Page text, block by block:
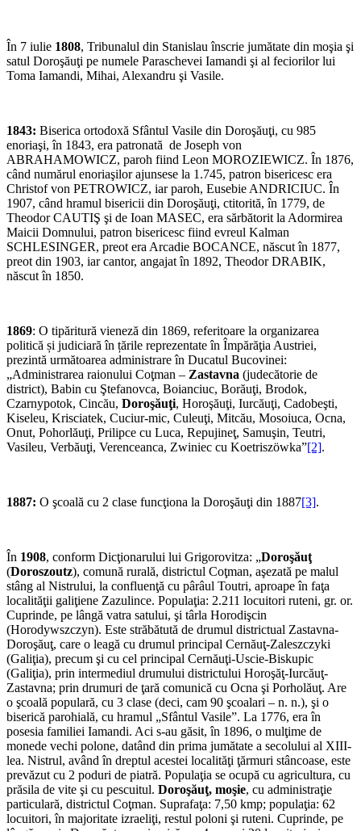
În 7 iulie 1808, Tribunalul din Stanislau înscrie jumătate din moşia şi
satul Doroşăuţi pe numele Paraschevei Iamandi şi al feciorilor lui
Toma Iamandi, Mihai, Alexandru şi Vasile.
1843: Biserica ortodoxă Sfântul Vasile din Doroşăuţi, cu 985
enoriaşi, în 1843, era patronată de Joseph von
ABRAHAMOWICZ, paroh fiind Leon MOROZIEWICZ. În 1876,
când numărul enoriaşilor ajunsese la 1.745, patron bisericesc era
Christof von PETROWICZ, iar paroh, Eusebie ANDRICIUC. În
1907, când hramul bisericii din Doroşăuţi, ctitorită, în 1779, de
Theodor CAUTIŞ şi de Ioan MASEC, era sărbătorit la Adormirea
Maicii Domnului, patron bisericesc fiind evreul Kalman
SCHLESINGER, preot era Arcadie BOCANCE, născut în 1877,
preot din 1903, iar cantor, angajat în 1892, Theodor DRABIK,
născut în 1850.
1869: O tipăritură vieneză din 1869, referitoare la organizarea
politică și judiciară în țările reprezentate în Împărăţia Austriei,
prezintă următoarea administrare în Ducatul Bucovinei:
„Administrarea raionului Coţman – Zastavna (judecătorie de
district), Babin cu Ştefanovca, Boianciuc, Borăuţi, Brodok,
Czarnypotok, Cincău, Doroşăuţi, Horoşăuţi, Iurcăuţi, Cadobeşti,
Kiseleu, Krisciatek, Cuciur-mic, Culeuţi, Mitcău, Mosoiuca, Ocna,
Onut, Pohorlăuţi, Prilipce cu Luca, Repujineţ, Samuşin, Teutri,
Vasileu, Verbăuţi, Verenceanca, Zwiniec cu Koetriszöwka”[2].
1887: O şcoală cu 2 clase funcţiona la Doroşăuţi din 1887[3].
În 1908, conform Dicţionarului lui Grigorovitza: „Doroşăuţ
(Doroszoutz), comună rurală, districtul Coţman, aşezată pe malul
stâng al Nistrului, la confluenţă cu pârâul Toutri, aproape în faţa
localităţii galiţiene Zazulince. Populaţia: 2.211 locuitori ru­teni, gr. or.
Cuprinde, pe lângă vatra sa­tului, şi târla Horodişcin
(Horodywszczyn). Este străbătută de drumul districtual Zastavna-
Doroşăuţ, care o leagă cu drumul principal Cernăuţ-Zaleszczyki
(Galiţia), precum şi cu cel principal Cer­năuţi-Uscie-Biskupic
(Galiţia), prin intermediul drumului dis­trictului Horoşăţ-Iurcăuţ-
Zastavna; prin drumuri de ţară comunică cu Ocna şi Porholăuţ. Are
o şcoală populară, cu 3 clase (deci, cam 90 şcoalari – n. n.), şi o
biserică parohială, cu hramul „Sfântul Vasile”. La 1776, era în
posesia fa­miliei Iamandi. Aci s-au găsit, în 1896, o mulţime de
monede vechi po­lone, datând din prima jumă­tate a secolului al XIII-
lea. Nistrul, având în dreptul acestei localităţi ţărmuri stâncoase, este
prevăzut cu 2 po­duri de piatră. Populaţia se ocupă cu agri­cultura, cu
prăsila de vite şi cu pescuitul. Doroşăuţ, moşie, cu administraţie
particulară, districtul Coţman. Suprafaţa: 7,50 kmp; popu­laţia: 62
locuitori, în majoritate izraeliţi, restul poloni şi ruteni. Cuprinde, pe